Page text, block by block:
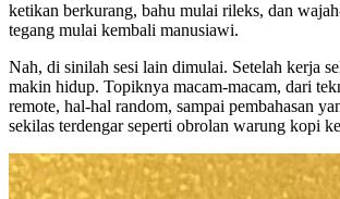
ketikan berkurang, bahu mulai rileks, dan
tegang mulai kembali manusiawi.
Nah, di sinilah sesi lain dimulai. Setelah kerja
makin hidup. Topiknya macam-macam, dari
remote, hal-hal random, sampai pembahasan
sekilas terdengar seperti obrolan warung kopi